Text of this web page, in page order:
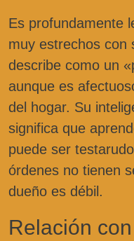
Es profundamente
muy estrechos con
describe como un
aunque es
del hogar. Su
significa que
puede ser
órdenes no tienen
dueño es débil.
Relación